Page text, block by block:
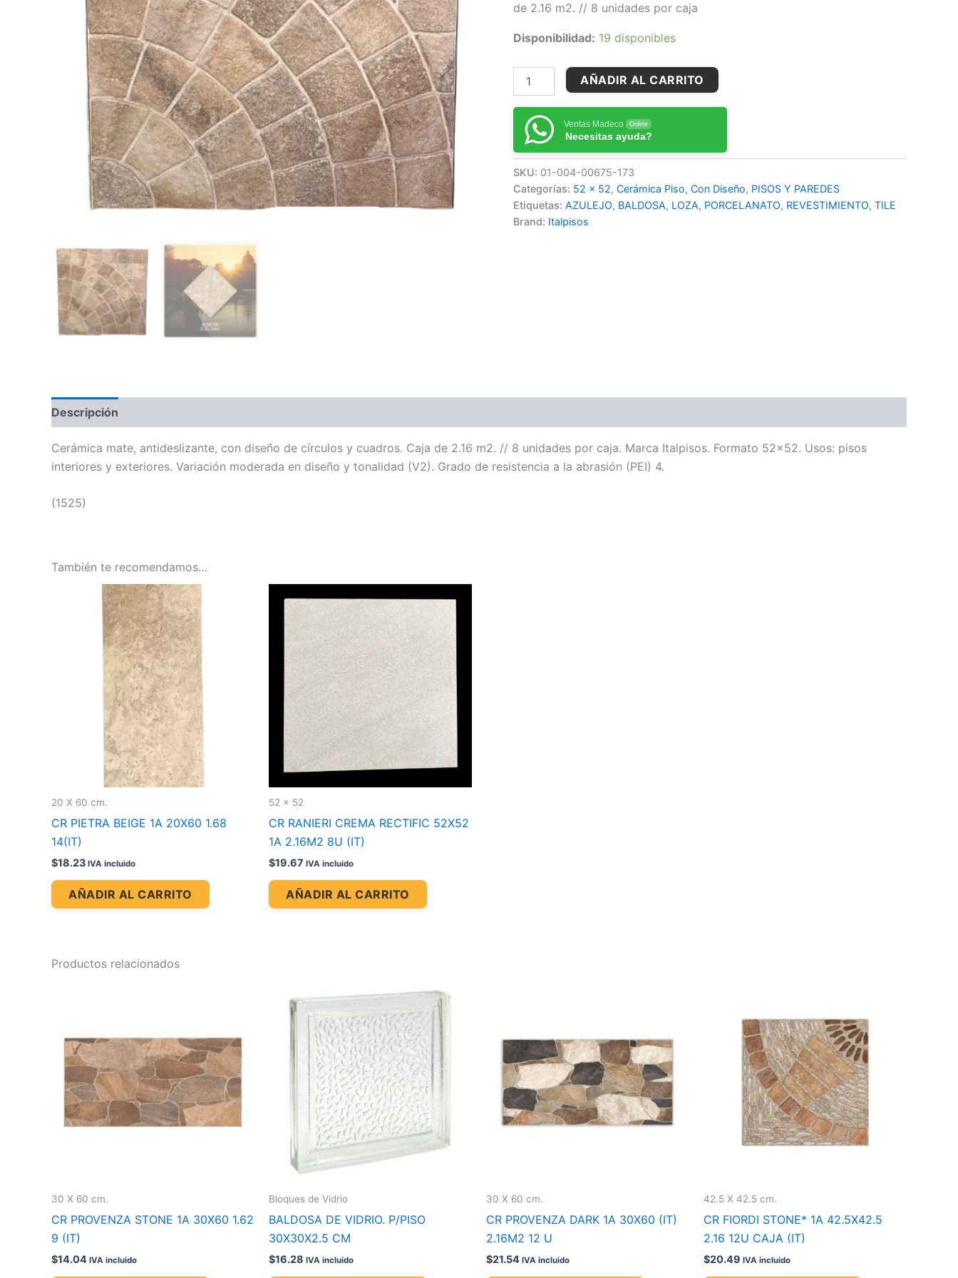
de 2.16 m2. // 8 unidades por caja
Disponibilidad: 19 disponibles
AÑADIR AL CARRITO
Ventas Madeco Online
Necesitas ayuda?
SKU: 01-004-00675-173
Categorías: 52 x 52, Cerámica Piso, Con Diseño, PISOS Y PAREDES
Etiquetas: AZULEJO, BALDOSA, LOZA, PORCELANATO, REVESTIMIENTO, TILE
Brand: Italpisos
Descripción
Cerámica mate, antideslizante, con diseño de círculos y cuadros. Caja de 2.16 m2. // 8 unidades por caja. Marca Italpisos. Formato 52×52. Usos: pisos
interiores y exteriores. Variación moderada en diseño y tonalidad (V2). Grado de resistencia a la abrasión (PEI) 4.
(1525)
También te recomendamos…
20 X 60 cm.
CR PIETRA BEIGE 1A 20X60 1.68
14(IT)
$18.23 IVA incluido
AÑADIR AL CARRITO
52 x 52
CR RANIERI CREMA RECTIFIC 52X52
1A 2.16M2 8U (IT)
$19.67 IVA incluido
AÑADIR AL CARRITO
Productos relacionados
30 X 60 cm.
CR PROVENZA STONE 1A 30X60 1.62
9 (IT)
$14.04 IVA incluido
Bloques de Vidrio
BALDOSA DE VIDRIO. P/PISO
30X30X2.5 CM
$16.28 IVA incluido
30 X 60 cm.
CR PROVENZA DARK 1A 30X60 (IT)
2.16M2 12 U
$21.54 IVA incluido
42.5 X 42.5 cm.
CR FIORDI STONE* 1A 42.5X42.5
2.16 12U CAJA (IT)
$20.49 IVA incluido